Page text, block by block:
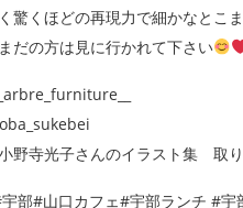
驚くほどの再現力で細かなとこ
だの方は見に行かれて下さい
野寺光子さんのイラスト集 取
部#山口カフェ#宇部ランチ #